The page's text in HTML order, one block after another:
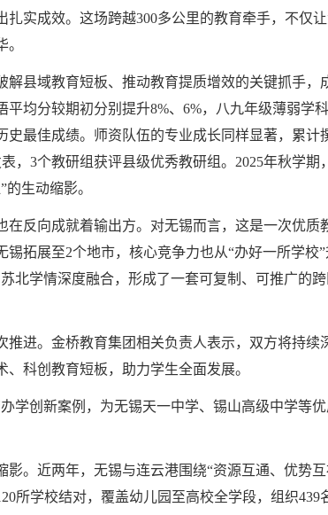
实成效。这场跨越300多公里的教育牵手，不仅
县域教育短板、推动教育提质增效的关键抓手，
均分较期初分别提升8%、6%，八九年级薄弱学
最佳成绩。师资队伍的专业成长同样显著，累计
，3个教研组获评县级优秀教研组。2025年秋学
生动缩影。
反向成就着输出方。对无锡而言，这是一次优质
拓展至2个地市，核心竞争力也从“办好一所学校
北学情深度融合，形成了一套可复制、可推广的
进。金桥教育集团相关负责人表示，双方将持续
科创教育短板，助力学生全面发展。
学创新案例，为无锡天一中学、锡山高级中学等
。近两年，无锡与连云港围绕“资源互通、优势
所学校结对，覆盖幼儿园至高校全学段，组织